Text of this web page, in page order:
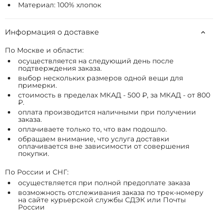
Материал: 100% хлопок
Информация о доставке
По Москве и области:
осуществляется на следующий день после
подтверждения заказа.
выбор нескольких размеров одной вещи для
примерки.
стоимость в пределах МКАД - 500 ₽, за МКАД - от 800
₽.
оплата производится наличными при получении
заказа.
оплачиваете только то, что вам подошло.
обращаем внимание, что услуга доставки
оплачивается вне зависимости от совершения
покупки.
По России и СНГ:
осуществляется при полной предоплате заказа
возможность отслеживания заказа по трек-номеру
на сайте курьерской службы СДЭК или Почты
России